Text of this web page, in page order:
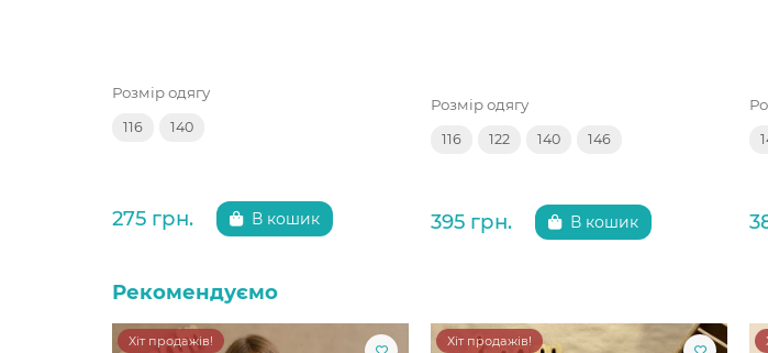
Розмір одягу
116 140
275 грн. В кошик
Розмір одягу
116 122 140 146
395 грн. В кошик
Рекомендуємо
Хіт продажів!
Хіт продажів!